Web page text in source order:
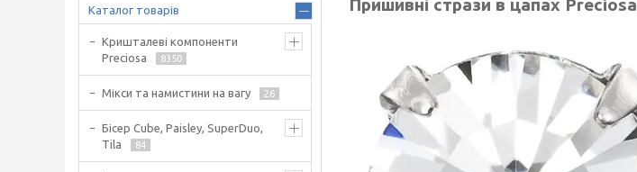
Пришивні стрази в цапах
Каталог товарів
Кришталеві компоненти
Preciosa
8350
Мікси та намистини на вагу 26
Бісер Cube, Paisley, SuperDuo,
Tila
84